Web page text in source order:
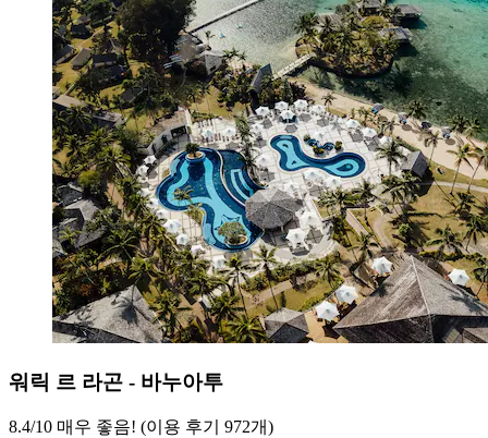
워릭 르 라곤 - 바누아투
8.4/10 매우 좋음! (이용 후기 972개)